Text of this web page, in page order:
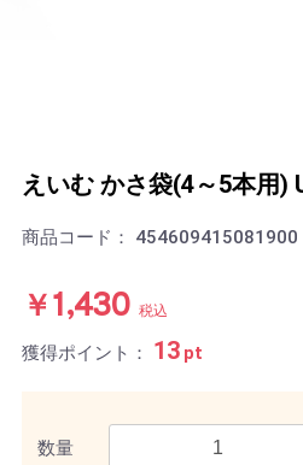
えいむ かさ袋(4～5本用)
商品コード： 454609415081900
￥1,430 税込
獲得ポイント： 13 pt
数量